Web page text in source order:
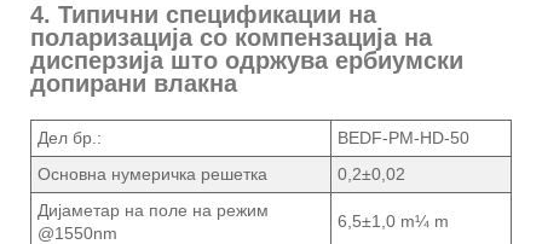
4. Типични спецификации на
поларизација со компензација на
дисперзија што одржува ербиумски
допирани влакна
Дел бр.:
BEDF-PM-HD-50
Основна нумеричка решетка
0,2±0,02
Дијаметар на поле на режим
@1550nm
6,5±1,0 m¼ m